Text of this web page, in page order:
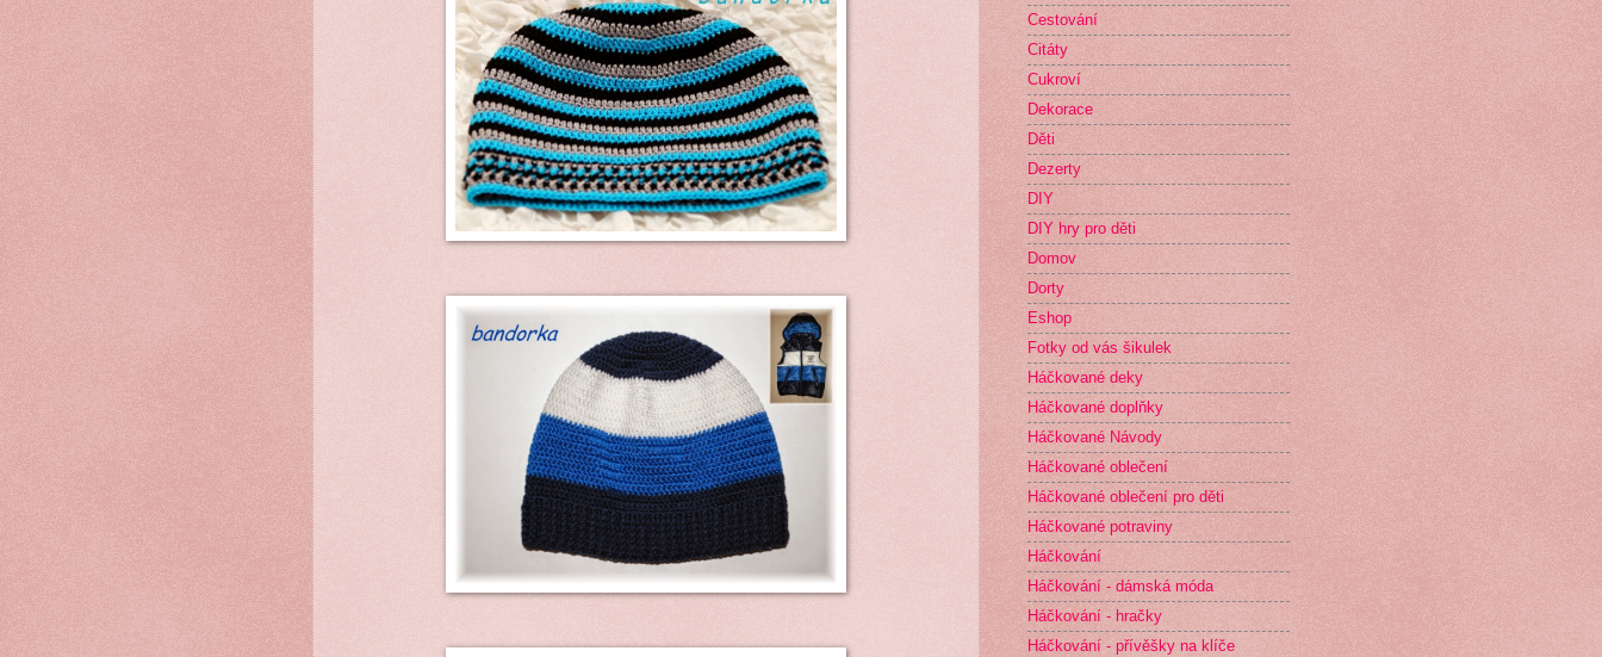
Cestování
Citáty
Cukroví
Dekorace
Děti
Dezerty
DIY
DIY hry pro děti
Domov
Dorty
Eshop
Fotky od vás šikulek
Háčkované deky
Háčkované doplňky
Háčkované Návody
Háčkované oblečení
Háčkované oblečení pro děti
Háčkované potraviny
Háčkování
Háčkování - dámská móda
Háčkování - hračky
Háčkování - přívěšky na klíče